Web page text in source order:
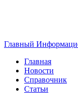
Главный
Главная
Новости
Справочник
Статьи